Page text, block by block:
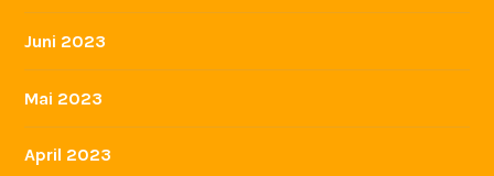
Juni 2023
Mai 2023
April 2023